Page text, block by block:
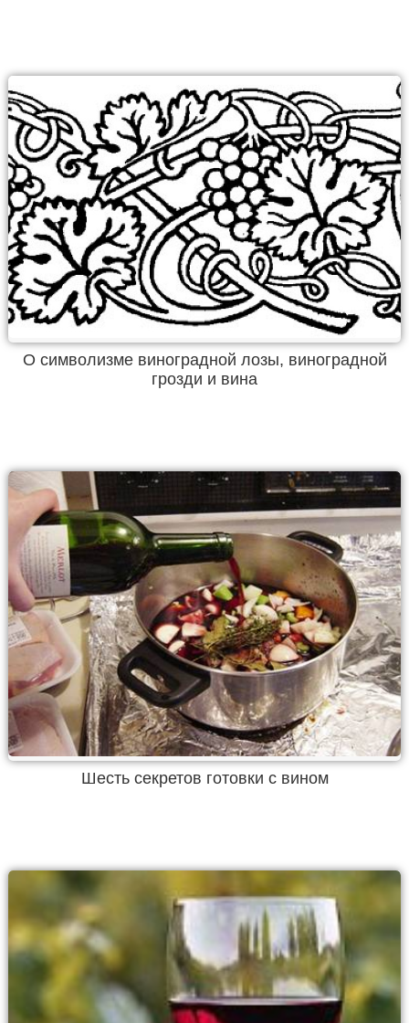
О символизме виноградной лозы, виноградной
грозди и вина
Шесть секретов готовки с вином